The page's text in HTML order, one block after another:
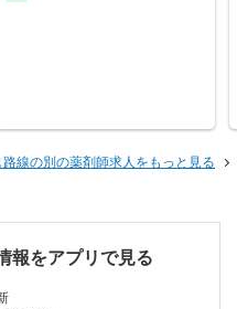
線の別の薬剤師求人をもっと見る
報をアプリで見る